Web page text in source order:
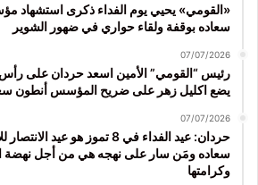
«القومي» يحيي يوم الفداء ذكرى استشهاد
سعاده بوقفة ولقاء حواري في ضهور الشوير
07/07/2026
رئيس “القومي” الأمين اسعد حردان على
يضع اكليل زهر على ضريح المؤسس أنطون
07/07/2026
حردان: عيد الفداء في 8 تموز هو
سعاده ومَن سار على نهجه هي من أجل نهضة
وكرامتها